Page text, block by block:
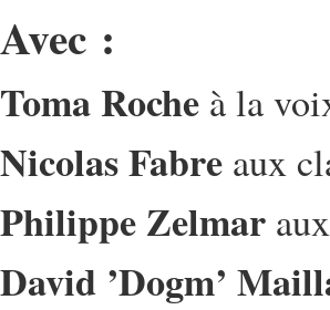
Avec :
Toma Roche à la
Nicolas Fabre aux
Philippe Zelmar
David ’Dogm’